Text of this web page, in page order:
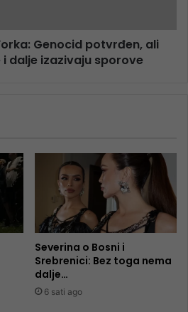
Genocid potvrđen, ali
i dalje izazivaju sporove
Severina o Bosni i
Srebrenici: Bez toga nema
dalje…
6 sati ago